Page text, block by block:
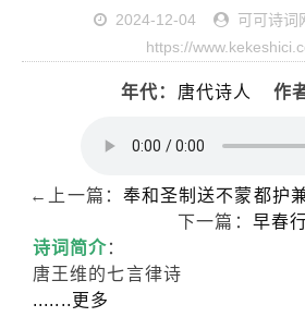
2024-12-04 可可诗词
https://
年代： 唐代诗人 作者
←上一篇： 奉和圣制送不蒙都护
下一篇： 早春
诗词简介：
唐王维的七言律诗
.......更多